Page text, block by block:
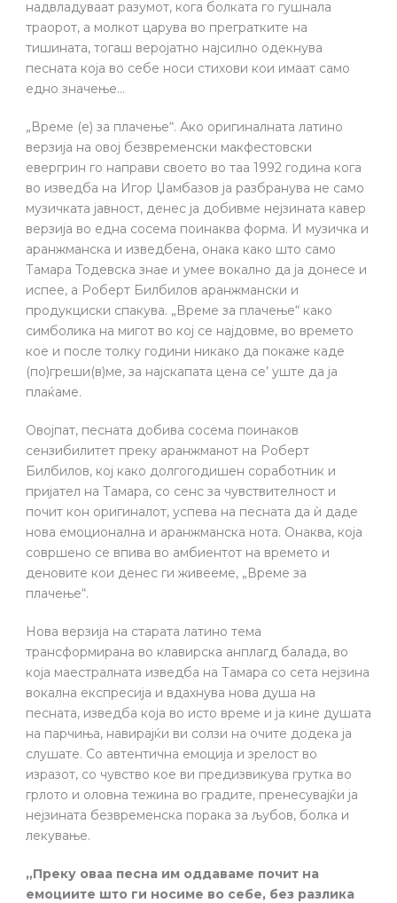
надвладуваат разумот, кога болката го гушнала
траорот, а молкот царува во прегратките на
тишината, тогаш веројатно најсилно одекнува
песната која во себе носи стихови кои имаат само
едно значење…
„Време (е) за плачење“. Ако оригиналната латино
верзија на овој безвременски макфестовски
евергрин го направи своето во таа 1992 година кога
во изведба на Игор Џамбазов ја разбранува не само
музичката јавност, денес ја добивме нејзината кавер
верзија во една сосема поинаква форма. И музичка и
аранжманска и изведбена, онака како што само
Тамара Тодевска знае и умее вокално да ја донесе и
испее, а Роберт Билбилов аранжмански и
продукциски спакува. „Време за плачење“ како
симболика на мигот во кој се најдовме, во времето
кое и после толку години никако да покаже каде
(по)греши(в)ме, за најскапата цена се’ уште да ја
плаќаме.
Овојпат, песната добива сосема поинаков
сензибилитет преку аранжманот на Роберт
Билбилов, кој како долгогодишен соработник и
пријател на Тамара, со сенс за чувствителност и
почит кон оригиналот, успева на песната да ѝ даде
нова емоционална и аранжманска нота. Онаква, која
совршено се впива во амбиентот на времето и
деновите кои денес ги живееме, „Време за
плачење“.
Нова верзија на старата латино тема
трансформирана во клавирска анплагд балада, во
која маестралната изведба на Тамара со сета нејзина
вокална експресија и вдахнува нова душа на
песната, изведба која во исто време и ја кине душата
на парчиња, навирајќи ви солзи на очите додека ја
слушате. Со автентична емоција и зрелост во
изразот, со чувство кое ви предизвикува грутка во
грлото и оловна тежина во градите, пренесувајќи ја
нејзината безвременска порака за љубов, болка и
лекување.
„Преку оваа песна им оддаваме почит на
емоциите што ги носиме во себе, без разлика